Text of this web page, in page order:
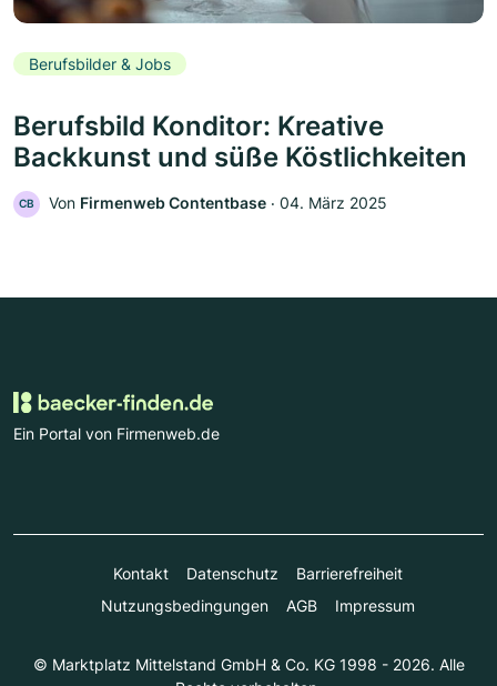
Berufsbilder & Jobs
Berufsbild Konditor: Kreative
Backkunst und süße Köstlichkeiten
CB Von Firmenweb Contentbase ‧ 04. März 2025
Ein Portal von Firmenweb.de
Kontakt Datenschutz
Barrierefreiheit
Nutzungsbedingungen
AGB Impressum
© Marktplatz Mittelstand GmbH & Co. KG 1998 - 2026. Alle